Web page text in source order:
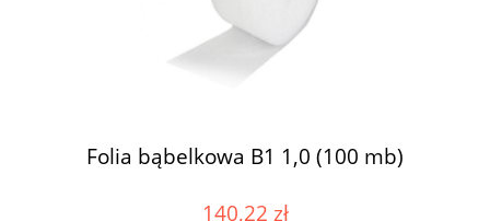
Folia bąbelkowa B1 1,0 (100 mb)
140,22 zł